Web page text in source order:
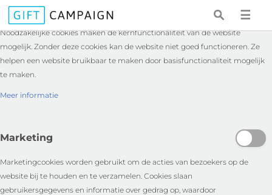
Essentieel
Noodzakelijke cookies maken de kernfunctionaliteit van de website
mogelijk. Zonder deze cookies kan de website niet goed functioneren. Ze
helpen een website bruikbaar te maken door basisfunctionaliteit mogelijk
te maken.
Meer informatie
Marketing
Marketingcookies worden gebruikt om de acties van bezoekers op de
website bij te houden en te verzamelen. Cookies slaan
gebruikersgegevens en informatie over gedrag op, waardoor
☰